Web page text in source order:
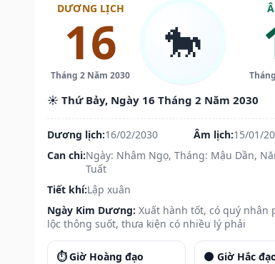
DƯƠNG LỊCH
16
Tháng 2 Năm 2030
🐎
☀️ Thứ Bảy, Ngày 16 Tháng 2 Năm 2030
Dương lịch:16/02/2030 Âm lịch:15/01/
Can chi:Ngày: Nhâm Ngọ, Tháng: Mậu Dần,
Tuất
Tiết khí:Lập xuân
Ngày Kim Dương: Xuất hành tốt, có quý nhân
lộc thông suốt, thưa kiện có nhiều lý phải
⏱️ Giờ Hoàng đạo 🌑 Giờ Hắc